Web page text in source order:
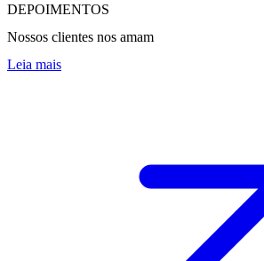
DEPOIMENTOS
Nossos clientes nos amam
Leia mais